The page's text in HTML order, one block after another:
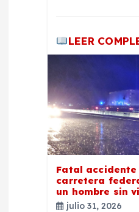
LEER
Fatal accidente
carretera
un hombre sin
julio 31, 2026